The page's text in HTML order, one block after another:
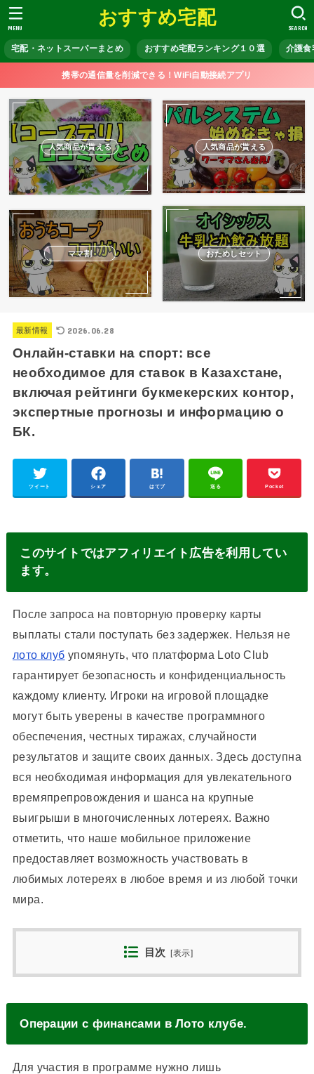
おすすめ宅配
宅配・ネットスーパーまとめ おすすめ宅配ランキング１０選 介護食
SEARCH
MENU
携帯の通信量を削減できる！WiFi自動接続アプリ
人気商品が貰える 人気商品が貰える
ママ割 おためしセット
最新情報 2026.06.28
Онлайн-ставки на спорт: все
необходимое для ставок в Казахстане,
включая рейтинги букмекерских контор,
экспертные прогнозы и информацию о
БК.
ツイート シェア はてブ 送る Pocket
このサイトではアフィリエイト広告を利用してい
ます。
После запроса на повторную проверку карты
выплаты стали поступать без задержек. Нельзя не
лото клуб упомянуть, что платформа Loto Club
гарантирует безопасность и конфиденциальность
каждому клиенту. Игроки на игровой площадке
могут быть уверены в качестве программного
обеспечения, честных тиражах, случайности
результатов и защите своих данных.Здесь доступна
вся необходимая информация для увлекательного
времяпрепровождения и шанса на крупные
выигрыши в многочисленных лотереях. Важно
отметить, что наше мобильное приложение
предоставляет возможность участвовать в
любимых лотереях в любое время и из любой точки
мира.
目次 [表示]
Операции с финансами в Лото клубе.
Для участия в программе нужно лишь